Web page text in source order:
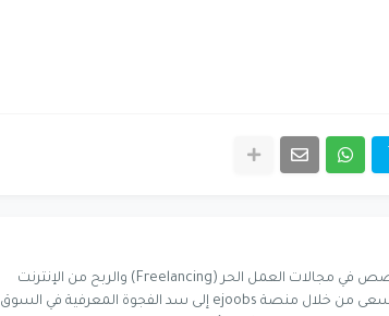
ناشر رقمي ومطور محتوى متخصص في مجالات العمل الحر (Freelancing) والربح من الإنترنت
وتطبيقات الذكاء الاصطناعي. يسعى من خلال منصة ejoobs إلى سد الفجوة المعرفية في السوق